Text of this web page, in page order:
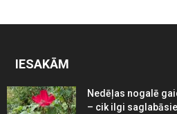
IESAKĀM
Nedēļas nogalē
– cik ilgi